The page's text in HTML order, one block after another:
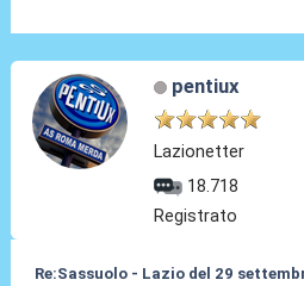
pentiux
Lazionetter
18.718
Registrato
Re:Sassuolo - Lazio del 29